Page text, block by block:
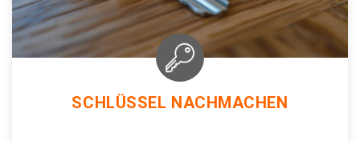
SCHLÜSSEL NACHMACHEN